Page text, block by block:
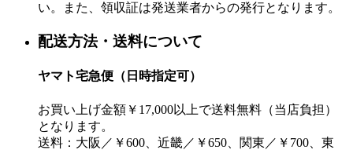
い。また、領収証は発送業者からの発行となります。
配送方法・送料について
ヤマト宅急便（日時指定可）
お買い上げ金額￥17,000以上で送料無料（当店負担）
となります。
送料：大阪／￥600、近畿／￥650、関東／￥700、東